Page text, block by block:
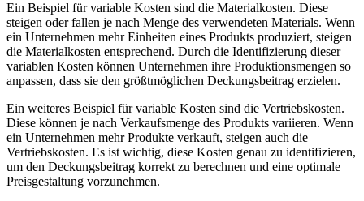
Ein Beispiel für variable Kosten sind die Materialkosten. Diese
steigen oder fallen je nach Menge des verwendeten Materials. Wenn
ein Unternehmen mehr Einheiten eines Produkts produziert, steigen
die Materialkosten entsprechend. Durch die Identifizierung dieser
variablen Kosten können Unternehmen ihre Produktionsmengen so
anpassen, dass sie den größtmöglichen Deckungsbeitrag erzielen.
Ein weiteres Beispiel für variable Kosten sind die Vertriebskosten.
Diese können je nach Verkaufsmenge des Produkts variieren. Wenn
ein Unternehmen mehr Produkte verkauft, steigen auch die
Vertriebskosten. Es ist wichtig, diese Kosten genau zu identifizieren,
um den Deckungsbeitrag korrekt zu berechnen und eine optimale
Preisgestaltung vorzunehmen.